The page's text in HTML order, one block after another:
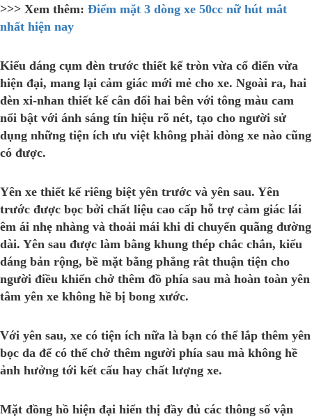
>>> Xem thêm: Điểm mặt 3 dòng xe 50cc nữ hút mắt
nhất hiện nay
Kiểu dáng cụm đèn trước thiết kế tròn vừa cổ điển vừa
hiện đại, mang lại cảm giác mới mẻ cho xe. Ngoài ra, hai
đèn xi-nhan thiết kế cân đối hai bên với tông màu cam
nổi bật với ánh sáng tín hiệu rõ nét, tạo cho người sử
dụng những tiện ích ưu việt không phải dòng xe nào cũng
có được.
Yên xe thiết kế riêng biệt yên trước và yên sau. Yên
trước được bọc bởi chất liệu cao cấp hỗ trợ cảm giác lái
êm ái nhẹ nhàng và thoải mái khi di chuyển quãng đường
dài. Yên sau được làm bằng khung thép chắc chắn, kiểu
dáng bản rộng, bề mặt bằng phẳng rât thuận tiện cho
người điều khiển chở thêm đồ phía sau mà hoàn toàn yên
tâm yên xe không hề bị bong xước.
Với yên sau, xe có tiện ích nữa là bạn có thể lắp thêm yên
bọc da để có thể chở thêm người phía sau mà không hề
ảnh hưởng tới kết cấu hay chất lượng xe.
Mặt đồng hồ hiện đại hiển thị đầy đủ các thông số vận